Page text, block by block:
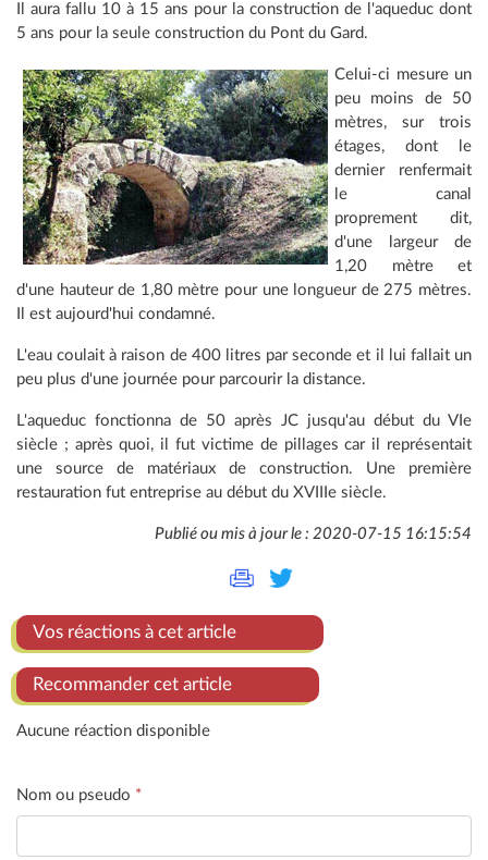
Il aura fallu 10 à 15 ans pour la construction de l'aqueduc dont
5 ans pour la seule construction du Pont du Gard.
Celui-ci mesure un
peu moins de 50
mètres, sur trois
étages, dont le
dernier renfermait
le canal
proprement dit,
d'une largeur de
1,20 mètre et
d'une hauteur de 1,80 mètre pour une longueur de 275 mètres.
Il est aujourd'hui condamné.
L'eau coulait à raison de 400 litres par seconde et il lui fallait un
peu plus d'une journée pour parcourir la distance.
L'aqueduc fonctionna de 50 après JC jusqu'au début du VIe
siècle ; après quoi, il fut victime de pillages car il représentait
une source de matériaux de construction. Une première
restauration fut entreprise au début du XVIIIe siècle.
Publié ou mis à jour le : 2020-07-15 16:15:54
Vos réactions à cet article
Recommander cet article
Aucune réaction disponible
Nom ou pseudo *